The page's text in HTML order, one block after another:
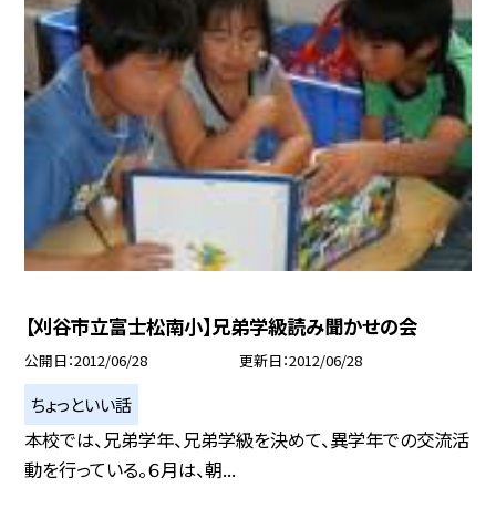
【刈谷市立富士松南小】兄弟学級読み聞かせの会
公開日 2012/06/28 更新日 2012/06/28
ちょっといい話
本校では、兄弟学年、兄弟学級を決めて、異学年での交流活
動を行っている。６月は、朝...